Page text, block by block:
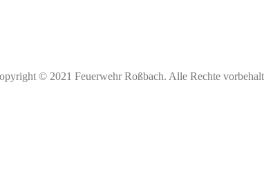
© 2021 Feuerwehr Roßbach. Alle Rechte